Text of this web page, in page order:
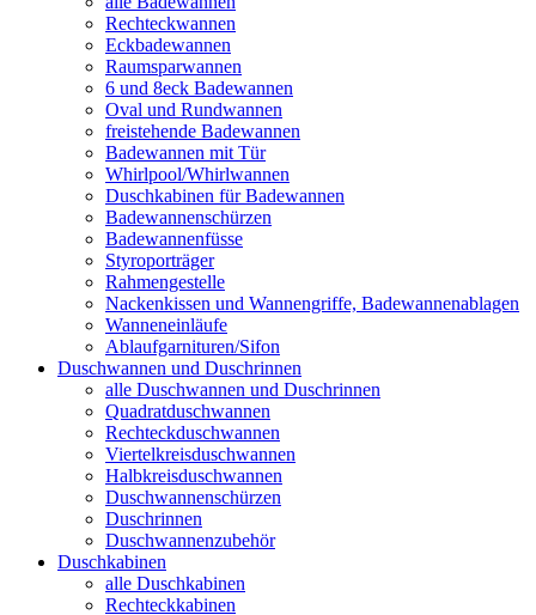
Rechteckwannen
Eckbadewannen
Raumsparwannen
6 und 8eck Badewannen
Oval und Rundwannen
freistehende Badewannen
Badewannen mit Tür
Whirlpool/Whirlwannen
Duschkabinen für Badewannen
Badewannenschürzen
Badewannenfüsse
Styroporträger
Rahmengestelle
Nackenkissen und Wannengriffe, Badewannenablagen
Wanneneinläufe
Ablaufgarnituren/Sifon
Duschwannen und Duschrinnen
alle Duschwannen und Duschrinnen
Quadratduschwannen
Rechteckduschwannen
Viertelkreisduschwannen
Halbkreisduschwannen
Duschwannenschürzen
Duschrinnen
Duschwannenzubehör
Duschkabinen
alle Duschkabinen
Rechteckkabinen